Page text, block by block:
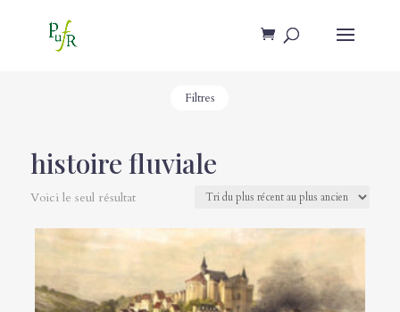
Filtres
histoire fluviale
Voici le seul résultat